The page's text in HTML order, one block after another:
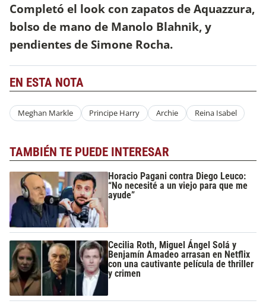
Completó el look con zapatos de Aquazzura,
bolso de mano de Manolo Blahnik, y
pendientes de Simone Rocha.
EN ESTA NOTA
Meghan Markle Principe Harry Archie Reina Isabel
TAMBIÉN TE PUEDE INTERESAR
Horacio Pagani contra Diego Leuco:
“No necesité a un viejo para que me
ayude”
Cecilia Roth, Miguel Ángel Solá y
Benjamín Amadeo arrasan en Netflix
con una cautivante película de thriller
y crimen